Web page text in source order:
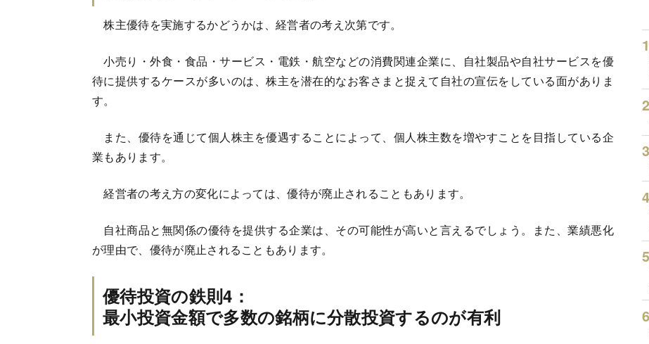
株主優待を実施するかどうかは、経営者の考え次第です。
小売り・外食・食品・サービス・電鉄・航空などの消費関連企業に、自社製品や自社サービスを優
待に提供するケースが多いのは、株主を潜在的なお客さまと捉えて自社の宣伝をしている面がありま
す。
また、優待を通じて個人株主を優遇することによって、個人株主数を増やすことを目指している企
業もあります。
経営者の考え方の変化によっては、優待が廃止されることもあります。
自社商品と無関係の優待を提供する企業は、その可能性が高いと言えるでしょう。また、業績悪化
が理由で、優待が廃止されることもあります。
優待投資の鉄則4：
最小投資金額で多数の銘柄に分散投資するのが有利